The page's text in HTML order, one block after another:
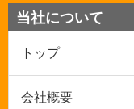
当社について
トップ
会社概要